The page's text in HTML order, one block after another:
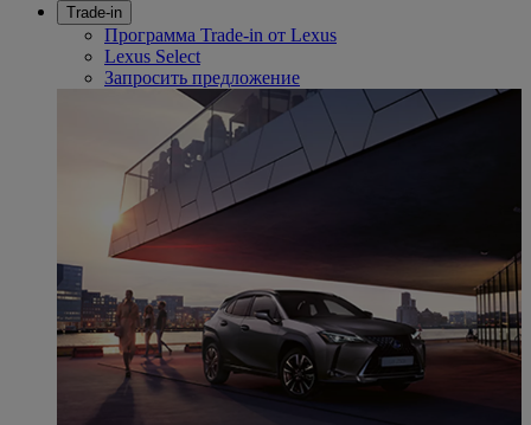
Trade-in
Программа Trade-in от Lexus
Lexus Select
Запросить предложение